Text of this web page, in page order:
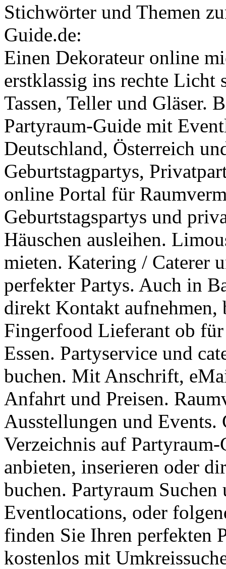
Stichwörter und Themen
Guide.de:
Einen Dekorateur online
erstklassig ins rechte Licht
Tassen, Teller und Gläser.
Partyraum-Guide mit
Deutschland, Österreich
Geburtstagpartys,
online Portal für
Geburtstagspartys und
Häuschen ausleihen.
mieten. Katering / Caterer
perfekter Partys. Auch in
direkt Kontakt aufnehmen,
Fingerfood Lieferant ob
Essen. Partyservice und
buchen. Mit Anschrift,
Anfahrt und Preisen.
Ausstellungen und
Verzeichnis auf
anbieten, inserieren oder
buchen. Partyraum
Eventlocations, oder
finden Sie Ihren perfekten
kostenlos mit